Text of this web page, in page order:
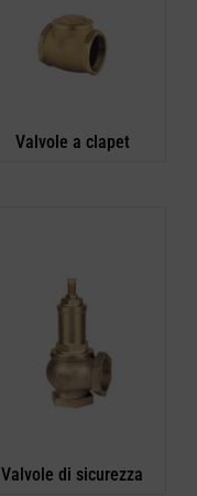
Valvole a clapet
Valvole di sicurezza